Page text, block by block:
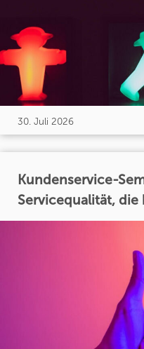
30. Juli 2026
Kundenservice-
Servicequalität, die